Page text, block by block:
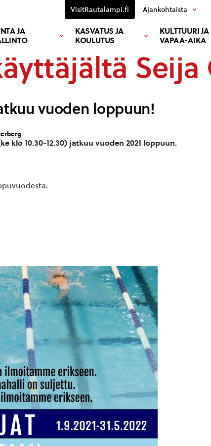
JA
KASVATUS JA
KOULUTUS
KULTTUURI JA
VAPAA-AIKA
VisitRautalampi.fi Ajankohtaista
Seija
vuoden loppuun!
klo 10.30-12.30) jatkuu vuoden 2021 loppuun.